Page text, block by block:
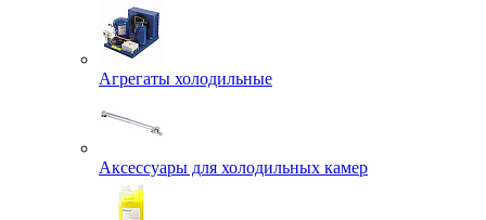
Агрегаты холодильные
Аксессуары для холодильных камер